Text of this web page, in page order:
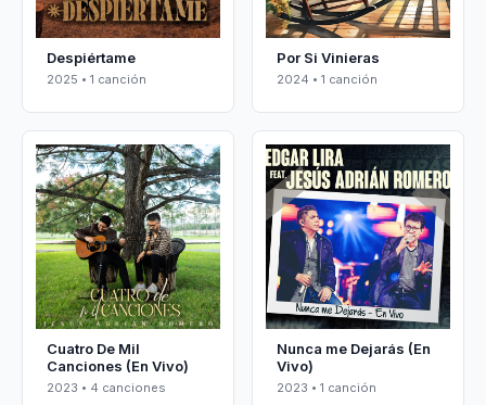
Despiértame
2025 • 1 canción
Por Si Vinieras
2024 • 1 canción
Cuatro De Mil
Canciones (En Vivo)
2023 • 4 canciones
Nunca me Dejarás (En
Vivo)
2023 • 1 canción